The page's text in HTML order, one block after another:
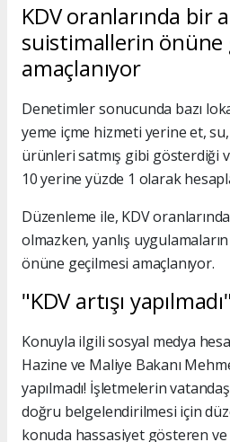
KDV oranlarında bir
suistimallerin önüne
amaçlanıyor
Denetimler sonucunda bazı
yeme içme hizmeti yerine et,
ürünleri satmış gibi gösterdiği
10 yerine yüzde 1 olarak
Düzenleme ile, KDV
olmazken, yanlış
önüne geçilmesi amaçlanıyor.
"KDV artışı yapılmadı"
Konuyla ilgili sosyal medya
Hazine ve Maliye Bakanı
yapılmadı! İşletmelerin
doğru belgelendirilmesi için
konuda hassasiyet gösteren